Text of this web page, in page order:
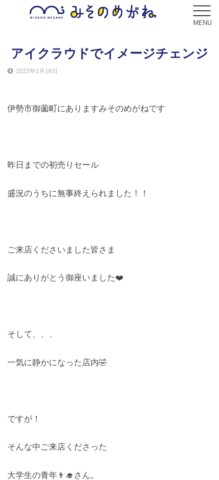
MENU
サービス
Service
フレーム
Lens
キッズ
Hearing Aid
CONTACT
アイクラウドでイメージチェンジ
2023年1月16日
伊勢市御薗町にありますみそのめがねです
昨日までの初売りセール
盛況のうちに無事終えられました！！
ご来店くださいました皆さま
誠にありがとう御座いました❤️
そして、、、
一気に静かになった店内🤣
ですが！
そんな中ご来店くださった
大学生の青年👨‍🎓さん。